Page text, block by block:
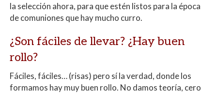
la selección ahora, para que estén listos para la época
de comuniones que hay mucho curro.
¿Son fáciles de llevar? ¿Hay buen
rollo?
Fáciles, fáciles… (risas) pero sí la verdad, donde los
formamos hay muy buen rollo. No damos teoría, cero